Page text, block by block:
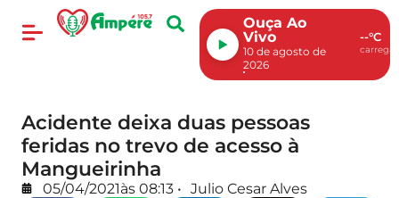
Ouça Ao
Vivo
10 de agosto de
2026
--°C
Acidente deixa duas pessoas
feridas no trevo de acesso à
Mangueirinha
05/04/2021às 08:13 • Julio Cesar Alves